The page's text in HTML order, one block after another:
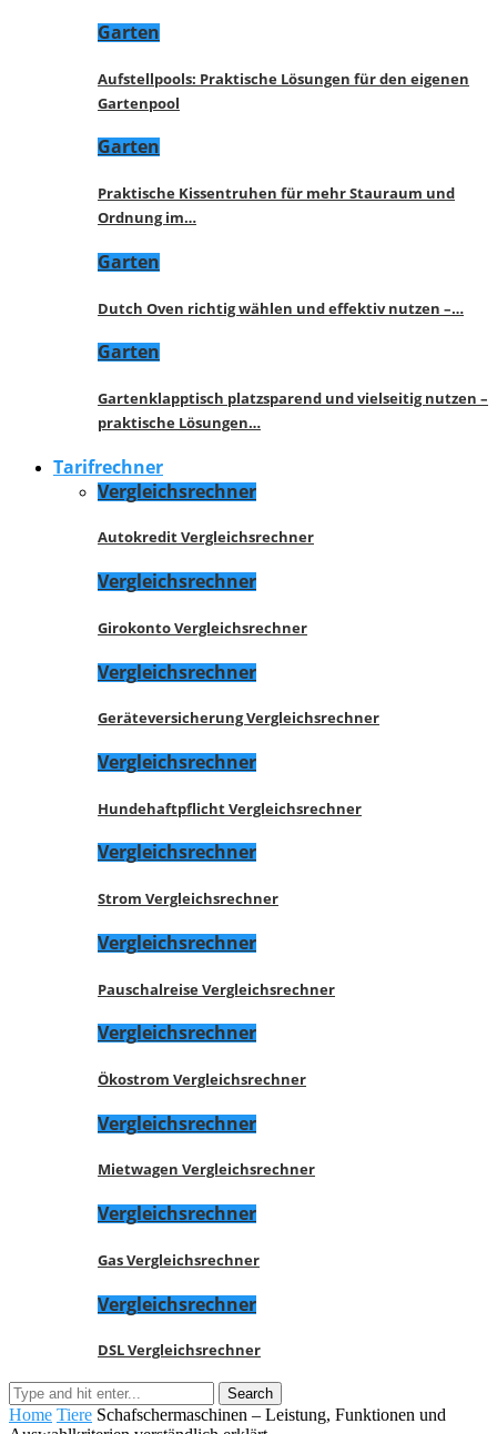
Garten
Aufstellpools: Praktische Lösungen für den eigenen
Gartenpool
Garten
Praktische Kissentruhen für mehr Stauraum und
Ordnung im…
Garten
Dutch Oven richtig wählen und effektiv nutzen –…
Garten
Gartenklapptisch platzsparend und vielseitig nutzen –
praktische Lösungen…
Tarifrechner
Vergleichsrechner
Autokredit Vergleichsrechner
Vergleichsrechner
Girokonto Vergleichsrechner
Vergleichsrechner
Geräteversicherung Vergleichsrechner
Vergleichsrechner
Hundehaftpflicht Vergleichsrechner
Vergleichsrechner
Strom Vergleichsrechner
Vergleichsrechner
Pauschalreise Vergleichsrechner
Vergleichsrechner
Ökostrom Vergleichsrechner
Vergleichsrechner
Mietwagen Vergleichsrechner
Vergleichsrechner
Gas Vergleichsrechner
Vergleichsrechner
DSL Vergleichsrechner
Home Tiere Schafschermaschinen – Leistung, Funktionen und